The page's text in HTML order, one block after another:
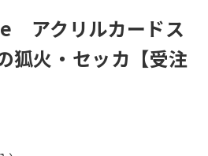
アクリルカードス
狐火・セッカ【受注